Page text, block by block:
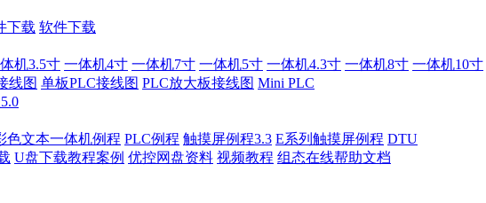
下载 软件下载
机3.5寸 一体机4寸 一体机7寸 一体机5寸 一体机4.3寸 一体机8寸 一体机10寸
线图 单板PLC接线图 PLC放大板接线图 Mini PLC
色文本一体机例程 PLC例程 触摸屏例程3.3 E系列触摸屏例程 DTU
U盘下载教程案例 优控网盘资料 视频教程 组态在线帮助文档